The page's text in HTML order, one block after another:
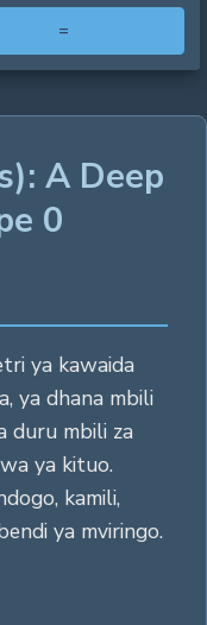
=
A Deep
0
ya kawaida
ya dhana mbili
duru mbili za
ya kituo.
kamili,
ya mviringo.